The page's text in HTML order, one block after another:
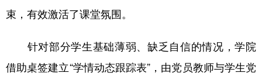
陕西 甘肃
新疆 内蒙古 黑龙江
束，有效激活了课堂氛围。
针对部分学生基础薄弱、缺乏自信的情况，学院
借助桌签建立“学情动态跟踪表”，由党员教师与学生党